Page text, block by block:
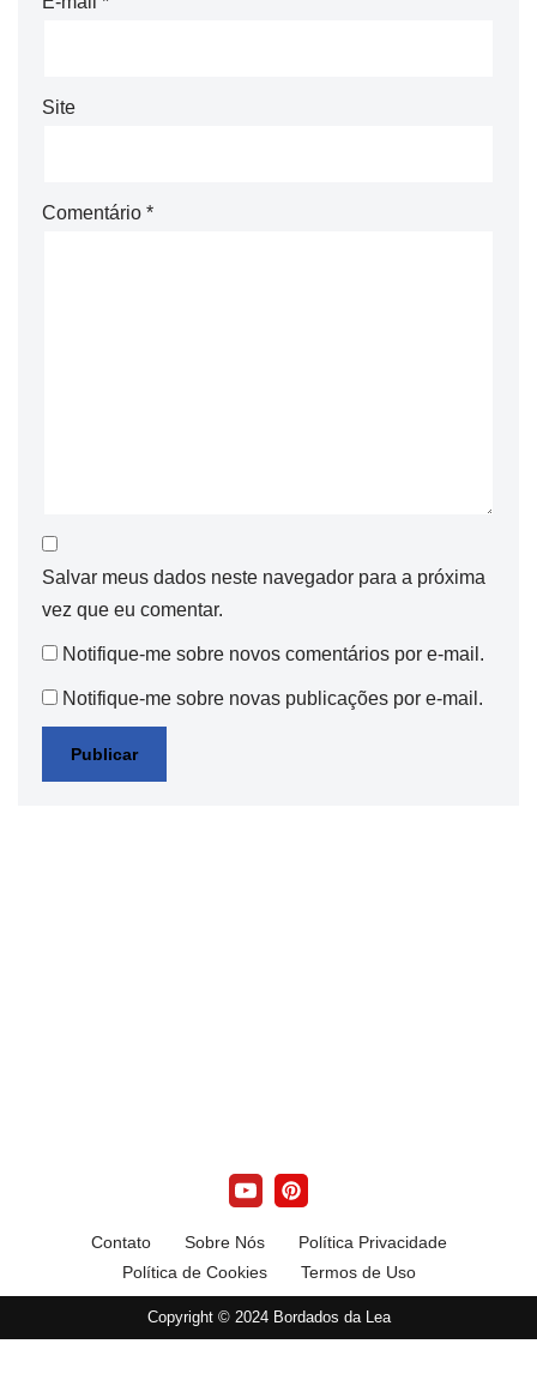
Site
Comentário *
Salvar meus dados neste navegador para a próxima
vez que eu comentar.
Notifique-me sobre novos comentários por e-mail.
Notifique-me sobre novas publicações por e-mail.
Contato Sobre Nós
Política Privacidade
Política de Cookies
Termos de Uso
Copyright © 2024 Bordados da Lea